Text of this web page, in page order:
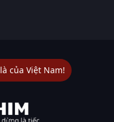
của Việt Nam!